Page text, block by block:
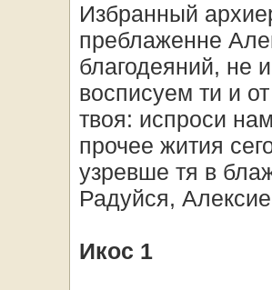
Избранный
преблаженне
благодеяний, не
восписуем ти и
твоя: испроси
прочее жития
узревше тя в
Радуйся,
Икос 1